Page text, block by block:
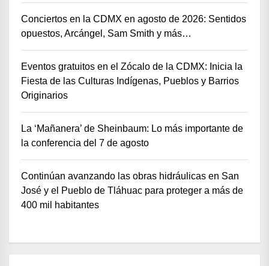
Conciertos en la CDMX en agosto de 2026: Sentidos
opuestos, Arcángel, Sam Smith y más…
Eventos gratuitos en el Zócalo de la CDMX: Inicia la
Fiesta de las Culturas Indígenas, Pueblos y Barrios
Originarios
La ‘Mañanera’ de Sheinbaum: Lo más importante de
la conferencia del 7 de agosto
Continúan avanzando las obras hidráulicas en San
José y el Pueblo de Tláhuac para proteger a más de
400 mil habitantes